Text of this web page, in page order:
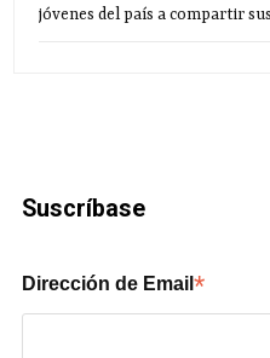
jóvenes del país a compartir
Suscríbase
Dirección de Email*